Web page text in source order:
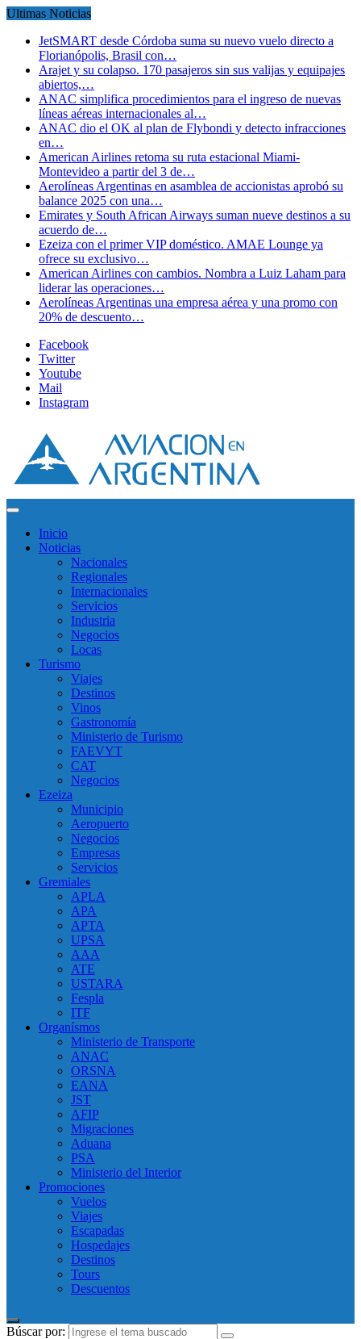
Ultimas Noticias
JetSMART desde Córdoba suma su nuevo vuelo directo a
Florianópolis, Brasil con…
Arajet y su colapso. 170 pasajeros sin sus valijas y equipajes
abiertos,…
ANAC simplifica procedimientos para el ingreso de nuevas
líneas aéreas internacionales al…
ANAC dio el OK al plan de Flybondi y detecto infracciones
en…
American Airlines retoma su ruta estacional Miami-
Montevideo a partir del 3 de…
Aerolíneas Argentinas en asamblea de accionistas aprobó su
balance 2025 con una…
Emirates y South African Airways suman nueve destinos a su
acuerdo de…
Ezeiza con el primer VIP doméstico. AMAE Lounge ya
ofrece su exclusivo…
American Airlines con cambios. Nombra a Luiz Laham para
liderar las operaciones…
Aerolíneas Argentinas una empresa aérea y una promo con
20% de descuento…
Facebook
Twitter
Youtube
Mail
Instagram
Inicio
Noticias
Nacionales
Regionales
Internacionales
Servicios
Industria
Negocios
Locas
Turismo
Viajes
Destinos
Vinos
Gastronomía
Ministerio de Turismo
FAEVYT
CAT
Negocios
Ezeiza
Municipio
Aeropuerto
Negocios
Empresas
Servicios
Gremiales
APLA
APA
APTA
UPSA
AAA
ATE
USTARA
Fespla
ITF
Organísmos
Ministerio de Transporte
ANAC
ORSNA
EANA
JST
AFIP
Migraciones
Aduana
PSA
Ministerio del Interior
Promociones
Vuelos
Viajes
Escapadas
Hospedajes
Destinos
Tours
Descuentos
Búscar por: